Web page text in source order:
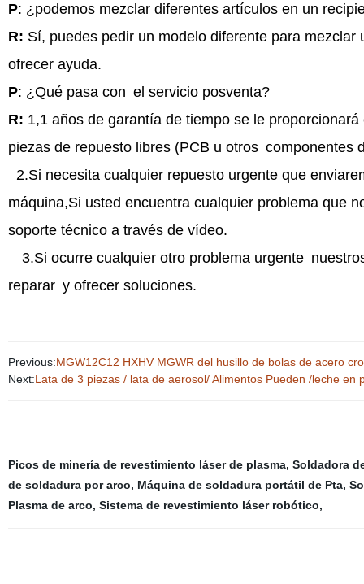
P: ¿podemos mezclar diferentes artículos en un
R: Sí, puedes pedir un modelo diferente para
ofrecer ayuda.
P: ¿Qué pasa con el servicio posventa?
R: 1,1 años de garantía de tiempo se le
piezas de repuesto libres (PCB u otros componentes
2.Si necesita cualquier repuesto urgente que
máquina,Si usted encuentra cualquier problema que
soporte técnico a través de vídeo.
3.Si ocurre cualquier otro problema urgente
reparar y ofrecer soluciones.
Previous:MGW12C12 HXHV MGWR del husillo de bolas de acero
Next:Lata de 3 piezas / lata de aerosol/ Alimentos Pueden /leche
Picos de minería de revestimiento láser de plasma, Soldadora
de soldadura por arco, Máquina de soldadura portátil de Pta,
Plasma de arco, Sistema de revestimiento láser robótico,